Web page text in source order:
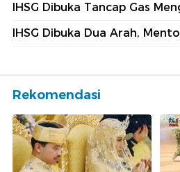
IHSG Dibuka Tancap Gas
IHSG Dibuka Dua Arah,
Rekomendasi